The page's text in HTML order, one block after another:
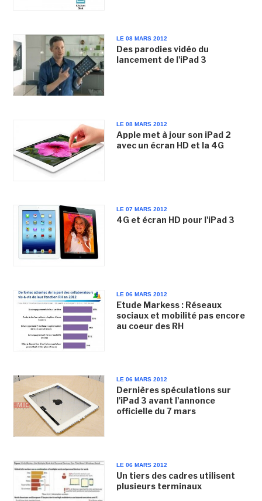
LE 08 MARS 2012
Des parodies vidéo du
lancement de l'iPad 3
LE 08 MARS 2012
Apple met à jour son iPad 2
avec un écran HD et la 4G
LE 07 MARS 2012
4G et écran HD pour l'iPad 3
LE 06 MARS 2012
Etude Markess : Réseaux
sociaux et mobilité pas encore
au coeur des RH
LE 06 MARS 2012
Dernières spéculations sur
l'iPad 3 avant l'annonce
officielle du 7 mars
LE 06 MARS 2012
Un tiers des cadres utilisent
plusieurs terminaux